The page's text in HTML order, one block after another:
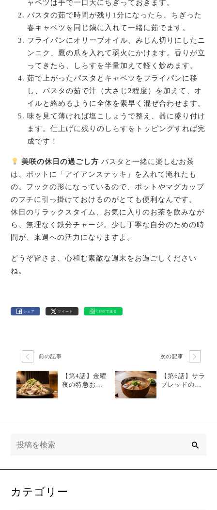
ャベツは手で一口大にちぎっておきます。
パスタの茹で時間が残り1分になったら、ちぎった
春キャベツを同じ鍋に入れて一緒に茹でます。
フライパンにオリーブオイル、みじん切りにしたニ
ンニク、鷹の爪を入れて弱火にかけます。香りが立
ってきたら、しらすを半量加えて軽く炒めます。
茹で上がったパスタとキャベツをフライパンに移
し、パスタの茹で汁（大さじ2程度）を加えて、オ
イルと絡めるように全体を素早く混ぜ合わせます。
味を見て薄ければ塩こしょうで整え、器に盛り付け
ます。仕上げに残りのしらすをトッピングすれば完
成です！
美咲の休日の過ごし方 パスタと一緒に楽しむお茶
は、ポットに「アイアンステッキ」を入れて淹れたも
の。フックの形になっているので、ポットやマグカップ
のフチに引っ掛けておけるのがとても便利なんです。
休日のリラックスタイム、お気に入りのお茶を飲みなが
ら、無理なく鉄分チャージ。少し丁寧な自分のための時
間が、来週への活力になりますよ。
どうぞ皆さま、心和む素敵な週末をお過ごしください
ね。
シェア ツイート LINEで送る
前の記事
【第4話】金曜
夜の特急おつ
レモン和え
次の記事
【第6話】サラ
ブレッドの美
ん豚汁」
カテゴリー